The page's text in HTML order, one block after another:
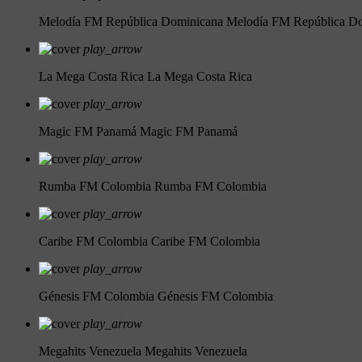
Melodía FM República Dominicana Melodía FM República
play_arrow
La Mega Costa Rica La Mega Costa Rica
play_arrow
Magic FM Panamá Magic FM Panamá
play_arrow
Rumba FM Colombia Rumba FM Colombia
play_arrow
Caribe FM Colombia Caribe FM Colombia
play_arrow
Génesis FM Colombia Génesis FM Colombia
play_arrow
Megahits Venezuela Megahits Venezuela